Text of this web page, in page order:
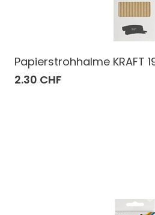
Papierstrohhalme KRAFT
2.30 CHF